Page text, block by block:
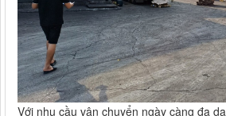
Với nhu cầu vận chuyển ngày càng đa